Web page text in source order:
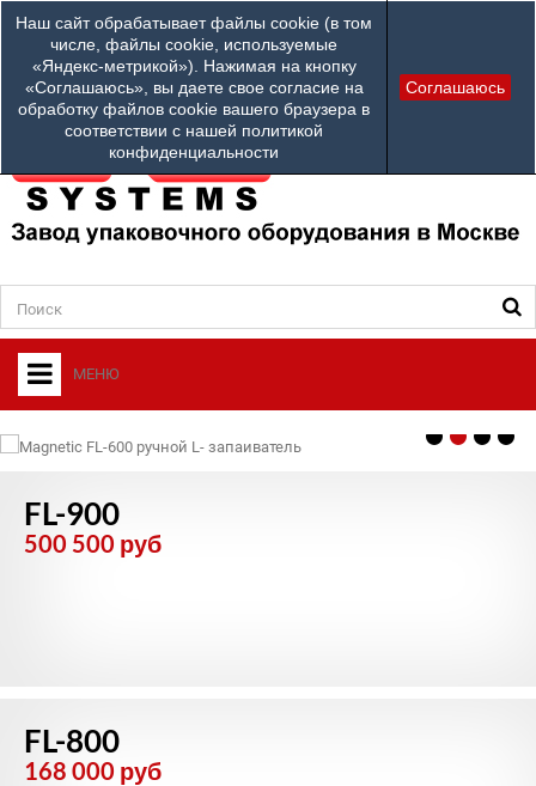
Наш сайт обрабатывает файлы cookie (в том
числе, файлы cookie, используемые
«Яндекс-метрикой»). Нажимая на кнопку
«Соглашаюсь», вы даете свое согласие на
обработку файлов cookie вашего браузера в
соответствии с нашей политикой
конфиденциальности
Соглашаюсь
Наши телефоны:
84952312100
Ваш город: Другой город
МЕНЮ
+
О ФИРМЕ
СЕРВИСНЫЙ ЦЕНТР
FL-900
500 500 руб
FL-800
168 000 руб